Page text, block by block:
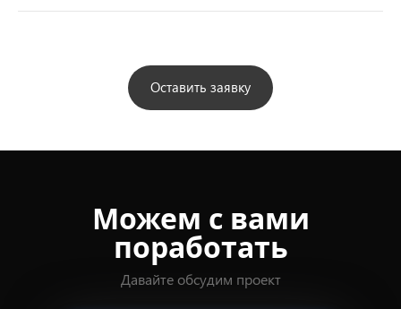
Оставить заявку
Можем с вами
поработать
Давайте обсудим проект